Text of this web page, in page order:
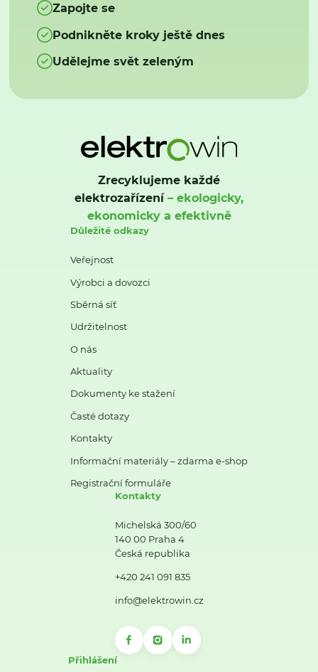
Zapojte se
Podnikněte kroky ještě dnes
Udělejme svět zeleným
Zrecyklujeme každé
elektrozařízení– ekologicky,
ekonomicky a efektivně
Důležité odkazy
Veřejnost
Výrobci a dovozci
Sběrná síť
Udržitelnost
O nás
Aktuality
Dokumenty ke stažení
Časté dotazy
Kontakty
Informační materiály – zdarma e-shop
Registrační formuláře
Kontakty
Michelská 300/60
140 00 Praha 4
Česká republika
+420 241 091 835
info@elektrowin.cz
Přihlášení